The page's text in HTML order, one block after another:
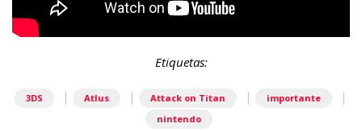
Etiquetas:
3DS | Atlus | Attack on Titan | importante |
nintendo